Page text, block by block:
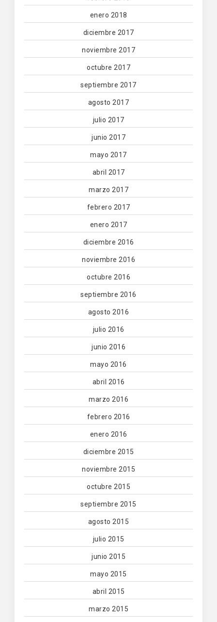
enero 2018
diciembre 2017
noviembre 2017
octubre 2017
septiembre 2017
agosto 2017
julio 2017
junio 2017
mayo 2017
abril 2017
marzo 2017
febrero 2017
enero 2017
diciembre 2016
noviembre 2016
octubre 2016
septiembre 2016
agosto 2016
julio 2016
junio 2016
mayo 2016
abril 2016
marzo 2016
febrero 2016
enero 2016
diciembre 2015
noviembre 2015
octubre 2015
septiembre 2015
agosto 2015
julio 2015
junio 2015
mayo 2015
abril 2015
marzo 2015